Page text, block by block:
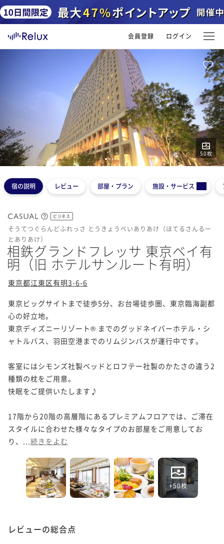
会員登録 ログイン
50枚
12345
宿の説明 レビュー 部屋・プラン 施設・サービス
ビジネス
そうてつぐらんどふれっさ とうきょうべいありあけ（ほてるさんるー
とありあけ）
相鉄グランドフレッサ 東京ベイ有
明（旧 ホテルサンルート有明）
東京都江東区有明3-6-6
東京ビッグサイトまで徒歩5分、お台場徒歩圏、東京臨海副都
心の好立地。
東京ディズニーリゾート® までのグッドネイバーホテル・シ
ャトルバス、羽田空港までのリムジンバスが運行中です。
客室にはシモンズ社製ベッドとロフテー社製のかたさの違う2
種類の枕をご用意。
快眠をご提供いたします♪
17階から20階の高層階にあるプレミアムフロアでは、ご滞在
スタイルに合わせた様々なタイプのお部屋をご用意してお
り、... 続きをよむ
+50枚
レビューの総合点